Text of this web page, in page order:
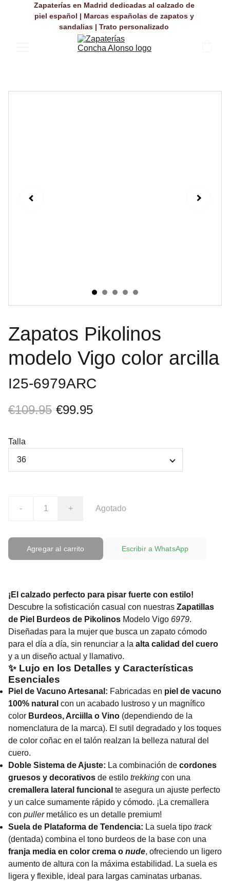
Zapaterías en Madrid dedicadas al calzado de
piel español | Marcas españolas de zapatos y
sandalias | Trato personalizado
Zapatos Pikolinos
modelo Vigo color arcilla
I25-6979ARC
€109.95 €99.95
Talla
- + Agotado
Agregar al carrito Escribir a WhatsApp
¡El calzado perfecto para pisar fuerte con estilo!
Descubre la sofisticación casual con nuestras Zapatillas
de Piel Burdeos de Pikolinos Modelo Vigo 6979.
Diseñadas para la mujer que busca un zapato cómodo
para el día a día, sin renunciar a la alta calidad del cuero
y a un diseño actual y llamativo.
✨ Lujo en los Detalles y Características
Esenciales
Piel de Vacuno Artesanal: Fabricadas en piel de vacuno
100% natural con un acabado lustroso y un magnífico
color Burdeos, Arciilla o Vino (dependiendo de la
nomenclatura de la marca). El sutil degradado y los toques
de color coñac en el talón realzan la belleza natural del
cuero.
Doble Sistema de Ajuste: La combinación de cordones
gruesos y decorativos de estilo trekking con una
cremallera lateral funcional te asegura un ajuste perfecto
y un calce sumamente rápido y cómodo. ¡La cremallera
con pullermetálico es un detalle premium!
Suela de Plataforma de Tendencia: La suela tipo track
(dentada) combina el tono burdeos de la base con una
franja media en color crema o nude, ofreciendo un ligero
aumento de altura con la máxima estabilidad. La suela es
ligera y flexible, ideal para largas caminatas urbanas.